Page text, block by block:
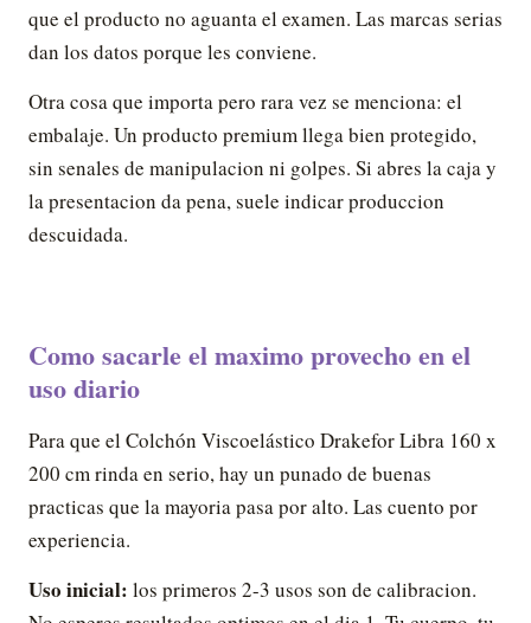
que el producto no aguanta el examen. Las marcas serias
dan los datos porque les conviene.
Otra cosa que importa pero rara vez se menciona: el
embalaje. Un producto premium llega bien protegido,
sin senales de manipulacion ni golpes. Si abres la caja y
la presentacion da pena, suele indicar produccion
descuidada.
Como sacarle el maximo provecho en el
uso diario
Para que el Colchón Viscoelástico Drakefor Libra 160 x
200 cm rinda en serio, hay un punado de buenas
practicas que la mayoria pasa por alto. Las cuento por
experiencia.
Uso inicial: los primeros 2-3 usos son de calibracion.